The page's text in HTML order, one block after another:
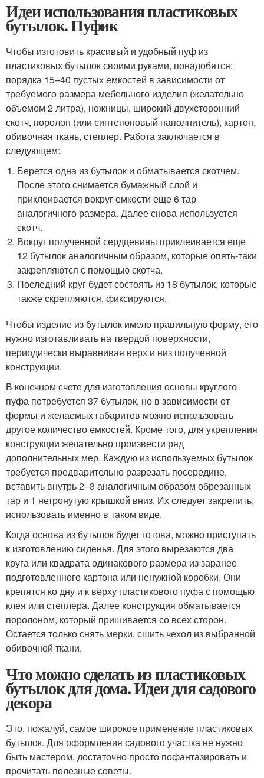
Идеи использования пластиковых
бутылок. Пуфик
Чтобы изготовить красивый и удобный пуф из
пластиковых бутылок своими руками, понадобятся:
порядка 15–40 пустых емкостей в зависимости от
требуемого размера мебельного изделия (желательно
объемом 2 литра), ножницы, широкий двухсторонний
скотч, поролон (или синтепоновый наполнитель), картон,
обивочная ткань, степлер. Работа заключается в
следующем:
Берется одна из бутылок и обматывается скотчем.
После этого снимается бумажный слой и
приклеивается вокруг емкости еще 6 тар
аналогичного размера. Далее снова используется
скотч.
Вокруг полученной сердцевины приклеивается еще
12 бутылок аналогичным образом, которые опять-таки
закрепляются с помощью скотча.
Последний круг будет состоять из 18 бутылок, которые
также скрепляются, фиксируются.
Чтобы изделие из бутылок имело правильную форму, его
нужно изготавливать на твердой поверхности,
периодически выравнивая верх и низ полученной
конструкции.
В конечном счете для изготовления основы круглого
пуфа потребуется 37 бутылок, но в зависимости от
формы и желаемых габаритов можно использовать
другое количество емкостей. Кроме того, для укрепления
конструкции желательно произвести ряд
дополнительных мер. Каждую из используемых бутылок
требуется предварительно разрезать посередине,
вставить внутрь 2–3 аналогичным образом обрезанных
тар и 1 нетронутую крышкой вниз. Их следует закрепить,
использовать именно в таком виде.
Когда основа из бутылок будет готова, можно приступать
к изготовлению сиденья. Для этого вырезаются два
круга или квадрата одинакового размера из заранее
подготовленного картона или ненужной коробки. Они
крепятся ко дну и к верху пластикового пуфа с помощью
клея или степлера. Далее конструкция обматывается
поролоном, который пришивается со всех сторон.
Остается только снять мерки, сшить чехол из выбранной
обивочной ткани.
Что можно сделать из пластиковых
бутылок для дома. Идеи для садового
декора
Это, пожалуй, самое широкое применение пластиковых
бутылок. Для оформления садового участка не нужно
быть мастером, достаточно просто пофантазировать и
прочитать полезные советы.